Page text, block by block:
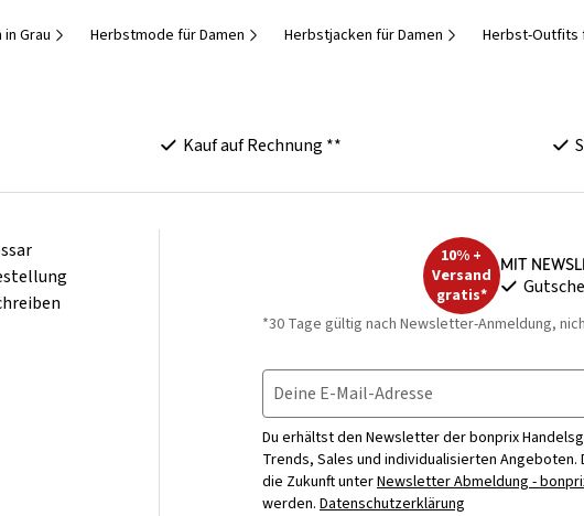
Grau Herbstmode für Damen Herbstjacken für Damen Herbst-Outfits
Kauf auf Rechnung **
10% +
Versand
gratis*
Mit
*30 Tage gültig nach Newsletter-Anmeldung,
Deine E-Mail-Adresse
Du erhältst den Newsletter der bonprix
Trends, Sales und individualisierten
die Zukunft unterNewsletter Abmeldung -
werden. Datenschutzerklärung